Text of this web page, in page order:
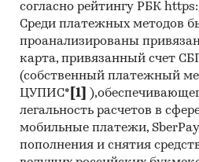
согласно рейтингу РБК
Среди платежных методов
проанализированы
карта, привязанный счет
(собственный платежный
ЦУПИС* [1]
легальность расчетов в
мобильные платежи,
пополнения и снятия